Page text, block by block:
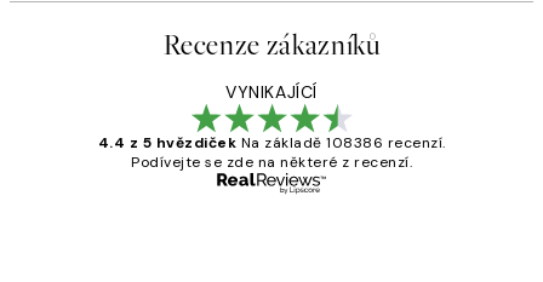
Recenze zákazníků
VYNIKAJÍCÍ
4.4 z 5 hvězdiček Na základě 108386 recenzí.
Podívejte se zde na některé z recenzí.